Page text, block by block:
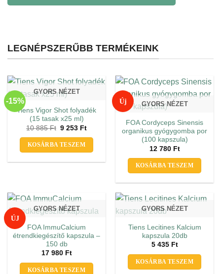
LEGNÉPSZERŰBB TERMÉKEINK
-15%
GYORS NÉZET
Tiens Vigor Shot folyadék
(15 tasak x25 ml)
10 885Ft Original
10
885 Ft.
9 253 FtCurrent
is:
253 Ft.
KOSÁRBA TESZEM
Új GYORS NÉZET
FOA Cordyceps Sinensis
organikus gyógygomba por
(100 kapszula)
12 780 Ft
KOSÁRBA TESZEM
ÚJ
GYORS NÉZET
FOA ImmuCalcium
étrendkiegészítő kapszula –
150 db
17 980 Ft
KOSÁRBA TESZEM
GYORS NÉZET
Tiens Lecitines Kalcium
kapszula 20db
5 435 Ft
KOSÁRBA TESZEM